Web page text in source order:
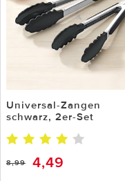
Universal-Zangen
schwarz, 2er-Set
8,99 4,49